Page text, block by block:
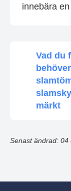
innebära
Vad du
märkt
Senast ändrad: